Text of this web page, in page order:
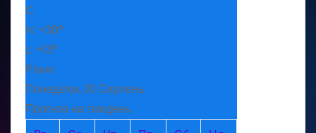
C
H: +30°
L: +13°
Рівне
Понеділок, 10 Серпень
Прогноз на тиждень